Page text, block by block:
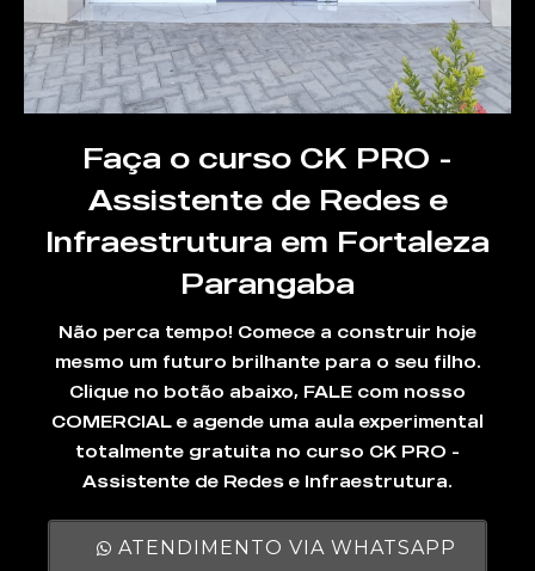
Faça o curso CK PRO -
Assistente de Redes e
Infraestrutura em Fortaleza
Parangaba
Não perca tempo! Comece a construir hoje
mesmo um futuro brilhante para o seu filho.
Clique no botão abaixo, FALE com nosso
COMERCIAL e agende uma aula experimental
totalmente gratuita no curso CK PRO -
Assistente de Redes e Infraestrutura.
ATENDIMENTO VIA WHATSAPP